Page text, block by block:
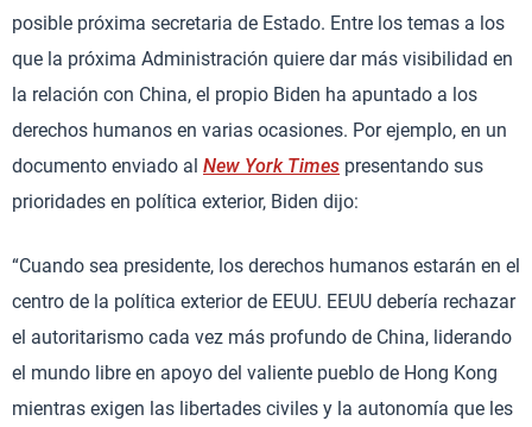
posible próxima secretaria de Estado. Entre los temas a los
que la próxima Administración quiere dar más visibilidad en
la relación con China, el propio Biden ha apuntado a los
derechos humanos en varias ocasiones. Por ejemplo, en un
documento enviado al New York Times presentando sus
prioridades en política exterior, Biden dijo:
“Cuando sea presidente, los derechos humanos estarán en el
centro de la política exterior de EEUU. EEUU debería rechazar
el autoritarismo cada vez más profundo de China, liderando
el mundo libre en apoyo del valiente pueblo de Hong Kong
mientras exigen las libertades civiles y la autonomía que les